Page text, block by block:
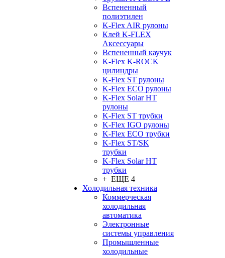
Вспененный
полиэтилен
K-Flex AIR рулоны
Клей K-FLEX
Аксессуары
Вспененный каучук
K-Flex K-ROCK
цилиндры
K-Flex ST рулоны
K-Flex ECO рулоны
K-Flex Solar HT
рулоны
K-Flex ST трубки
K-Flex IGO рулоны
K-Flex ECO трубки
K-Flex ST/SK
трубки
K-Flex Solar HT
трубки
+ ЕЩЕ 4
Холодильная техника
Коммерческая
холодильная
автоматика
Электронные
системы управления
Промышленные
холодильные